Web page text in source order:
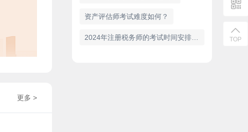
更多 >
资产评估师考试难度如何？
TOP